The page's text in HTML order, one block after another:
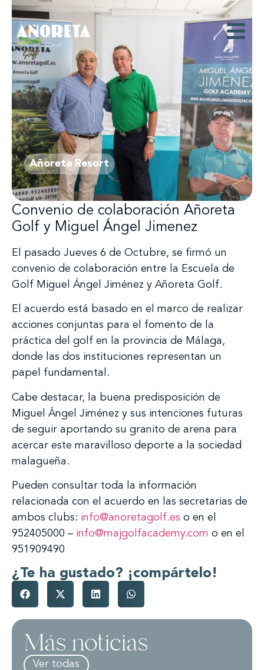
Añoreta Resort
Convenio de colaboración Añoreta
Golf y Miguel Ángel Jimenez
El pasado Jueves 6 de Octubre, se firmó un
convenio de colaboración entre la Escuela de
Golf Miguel Ángel Jiménez y Añoreta Golf.
El acuerdo está basado en el marco de realizar
acciones conjuntas para el fomento de la
práctica del golf en la provincia de Málaga,
donde las dos instituciones representan un
papel fundamental.
Cabe destacar, la buena predisposición de
Miguel Ángel Jiménez y sus intenciones futuras
de seguir aportando su granito de arena para
acercar este maravilloso deporte a la sociedad
malagueña.
Pueden consultar toda la información
relacionada con el acuerdo en las secretarias de
ambos clubs: info@anoretagolf.es o en el
952405000 – info@majgolfacademy.com o en el
951909490
¿Te ha gustado? ¡compártelo!
Más noticias
Ver todas